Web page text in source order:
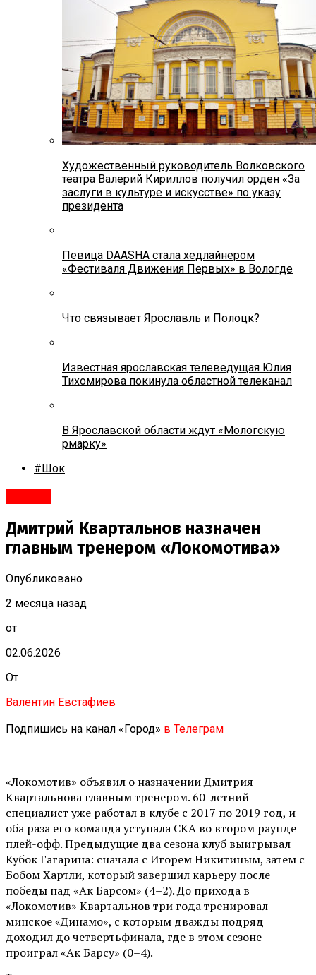
Художественный руководитель Волковского
театра Валерий Кириллов получил орден «За
заслуги в культуре и искусстве» по указу
президента
Певица DAASHA стала хедлайнером
«Фестиваля Движения Первых» в Вологде
Что связывает Ярославль и Полоцк?
Известная ярославская телеведущая Юлия
Тихомирова покинула областной телеканал
В Ярославской области ждут «Мологскую
рмарку»
#Шок
Дмитрий Квартальнов назначен
главным тренером «Локомотива»
Опубликовано
2 месяца назад
от
02.06.2026
От
Валентин Евстафиев
Подпишись на канал «Город» в Телеграм
«Локомотив» объявил о назначении Дмитрия
Квартальнова главным тренером. 60-летний
специалист уже работал в клубе с 2017 по 2019 год, и
оба раза его команда уступала СКА во втором раунде
плей-офф. Предыдущие два сезона клуб выигрывал
Кубок Гагарина: сначала с Игорем Никитиным, затем с
Бобом Хартли, который завершил карьеру после
победы над «Ак Барсом» (4–2). До прихода в
«Локомотив» Квартальнов три года тренировал
минское «Динамо», с которым дважды подряд
доходил до четвертьфинала, где в этом сезоне
проиграл «Ак Барсу» (0–4).